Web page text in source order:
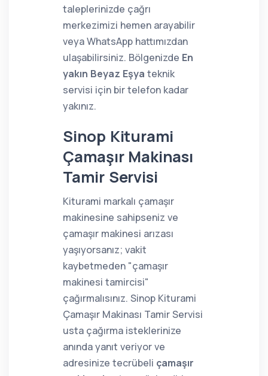
taleplerinizde çağrı
merkezimizi hemen arayabilir
veya WhatsApp hattımızdan
ulaşabilirsiniz. Bölgenizde En
yakın Beyaz Eşya teknik
servisi için bir telefon kadar
yakınız.
Sinop Kiturami
Çamaşır Makinası
Tamir Servisi
Kiturami markalı çamaşır
makinesine sahipseniz ve
çamaşır makinesi arızası
yaşıyorsanız; vakit
kaybetmeden "çamaşır
makinesi tamircisi"
çağırmalısınız. Sinop Kiturami
Çamaşır Makinası Tamir Servisi
usta çağırma isteklerinize
anında yanıt veriyor ve
adresinize tecrübeli çamaşır